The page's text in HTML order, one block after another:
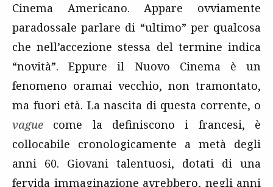
Cinema Americano. Appare ovviamente
paradossale parlare di “ultimo” per qualcosa
che nell’accezione stessa del termine indica
“novità”. Eppure il Nuovo Cinema è un
fenomeno oramai vecchio, non tramontato,
ma fuori età. La nascita di questa corrente, o
vague come la definiscono i francesi, è
collocabile cronologicamente a metà degli
anni 60. Giovani talentuosi, dotati di una
fervida immaginazione avrebbero, negli anni